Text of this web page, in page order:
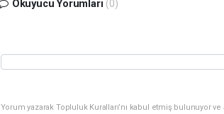
Okuyucu Yorumları (0)
Yorum yazarak Topluluk Kuralları’nı kabul etmiş bulunuyor